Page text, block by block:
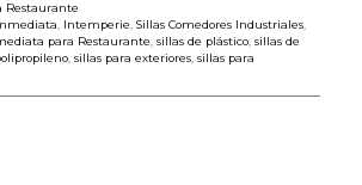
Restaurante
Intemperie Sillas Comedores Industriales
para Restaurante sillas de plástico sillas de
sillas para exteriores sillas para